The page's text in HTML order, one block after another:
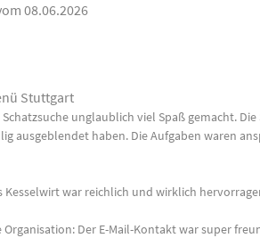
08.06.2026
Stuttgart
unglaublich viel Spaß gemacht.
ausgeblendet haben. Die Aufgaben waren
Kesselwirt war reichlich und wirklich
Der E-Mail-Kontakt war super